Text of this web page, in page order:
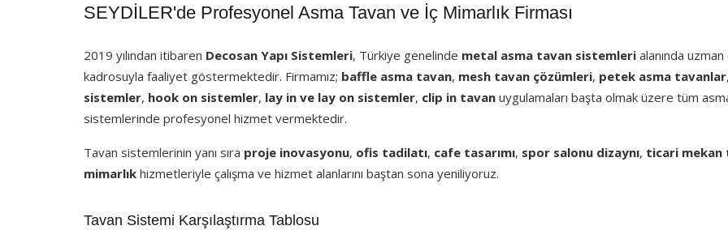
SEYDİLER'de Profesyonel Asma Tavan ve İç Mimarlık Firması
2019 yılından itibaren Decosan Yapı Sistemleri, Türkiye genelinde metal asma tavan sistemleri alanında
kadrosuyla faaliyet göstermektedir. Firmamız; baffle asma tavan, mesh tavan çözümleri, petek asma tavanlar,
sistemler, hook on sistemler, lay in ve lay on sistemler, clip in tavan uygulamaları başta olmak üzere tüm
sistemlerinde profesyonel hizmet vermektedir.
Tavan sistemlerinin yanı sıra proje inovasyonu, ofis tadilatı, cafe tasarımı, spor salonu dizaynı, ticari mekan
mimarlık hizmetleriyle çalışma ve hizmet alanlarını baştan sona yeniliyoruz.
Tavan Sistemi Karşılaştırma Tablosu